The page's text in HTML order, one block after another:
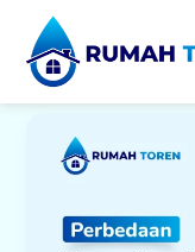
content